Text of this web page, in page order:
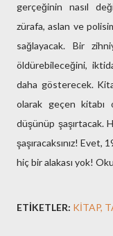
gerçeğinin nasıl
zürafa, aslan ve
sağlayacak. Bir
öldürebileceğini,
daha gösterecek.
olarak geçen kitabı
düşünüp şaşırtacak.
şaşıracaksınız! Evet,
hiç bir alakası yok!
ETIKETLER: KITAP